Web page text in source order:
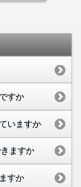
すか
いますか
ますか
すか